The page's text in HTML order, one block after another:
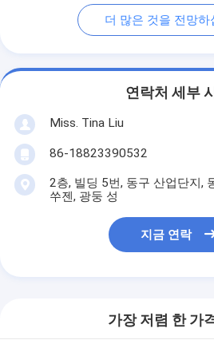
더 많은 것을 전망하
연락처 세부
Miss. Tina Liu
86-18823390532
2층, 빌딩 5번, 동구 산업단지,
쑤젠, 광둥 성
지금 연락
가장 저렴 한 가